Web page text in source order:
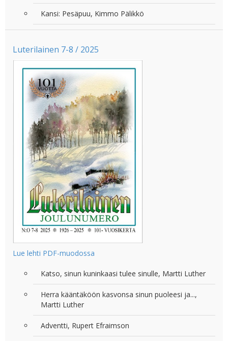
Kansi: Pesäpuu, Kimmo Pälikkö
Luterilainen 7-8 / 2025
Lue lehti PDF-muodossa
Katso, sinun kuninkaasi tulee sinulle, Martti Luther
Herra kääntäköön kasvonsa sinun puoleesi ja...,
Martti Luther
Adventti, Rupert Efraimson